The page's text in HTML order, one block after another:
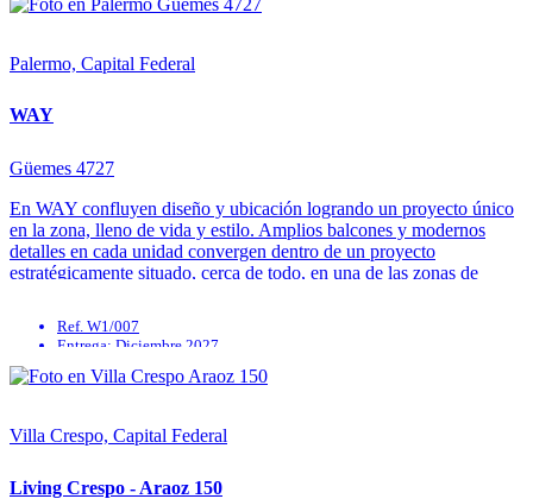
Calefacción
Palermo, Capital Federal
WAY
Güemes 4727
En WAY confluyen diseño y ubicación logrando un proyecto único
en la zona, lleno de vida y estilo. Amplios balcones y modernos
detalles en cada unidad convergen dentro de un proyecto
estratégicamente situado, cerca de todo, en una de las zonas de
Ref. W1/007
Entrega: Diciembre 2027
Gimnasio
Villa Crespo, Capital Federal
Living Crespo - Araoz 150